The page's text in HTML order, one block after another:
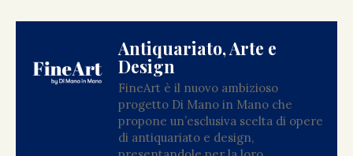
Antiquariato, Arte e
Design
FineArt è il nuovo ambizioso
progetto Di Mano in Mano che
propone un’esclusiva scelta di opere
di antiquariato e design,